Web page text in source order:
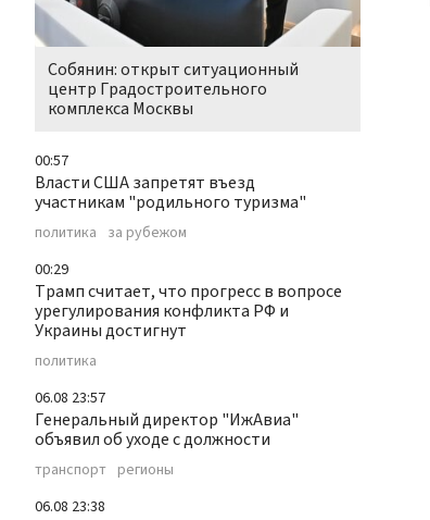
Собянин: открыт ситуационный
центр Градостроительного
комплекса Москвы
00:57
Власти США запретят въезд
участникам "родильного туризма"
политика за рубежом
00:29
Трамп считает, что прогресс в вопросе
урегулирования конфликта РФ и
Украины достигнут
политика
06.08 23:57
Генеральный директор "ИжАвиа"
объявил об уходе с должности
транспорт регионы
06.08 23:38